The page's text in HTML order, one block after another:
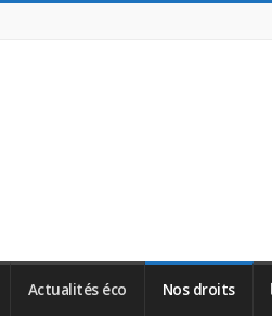
Actualités éco Nos droits